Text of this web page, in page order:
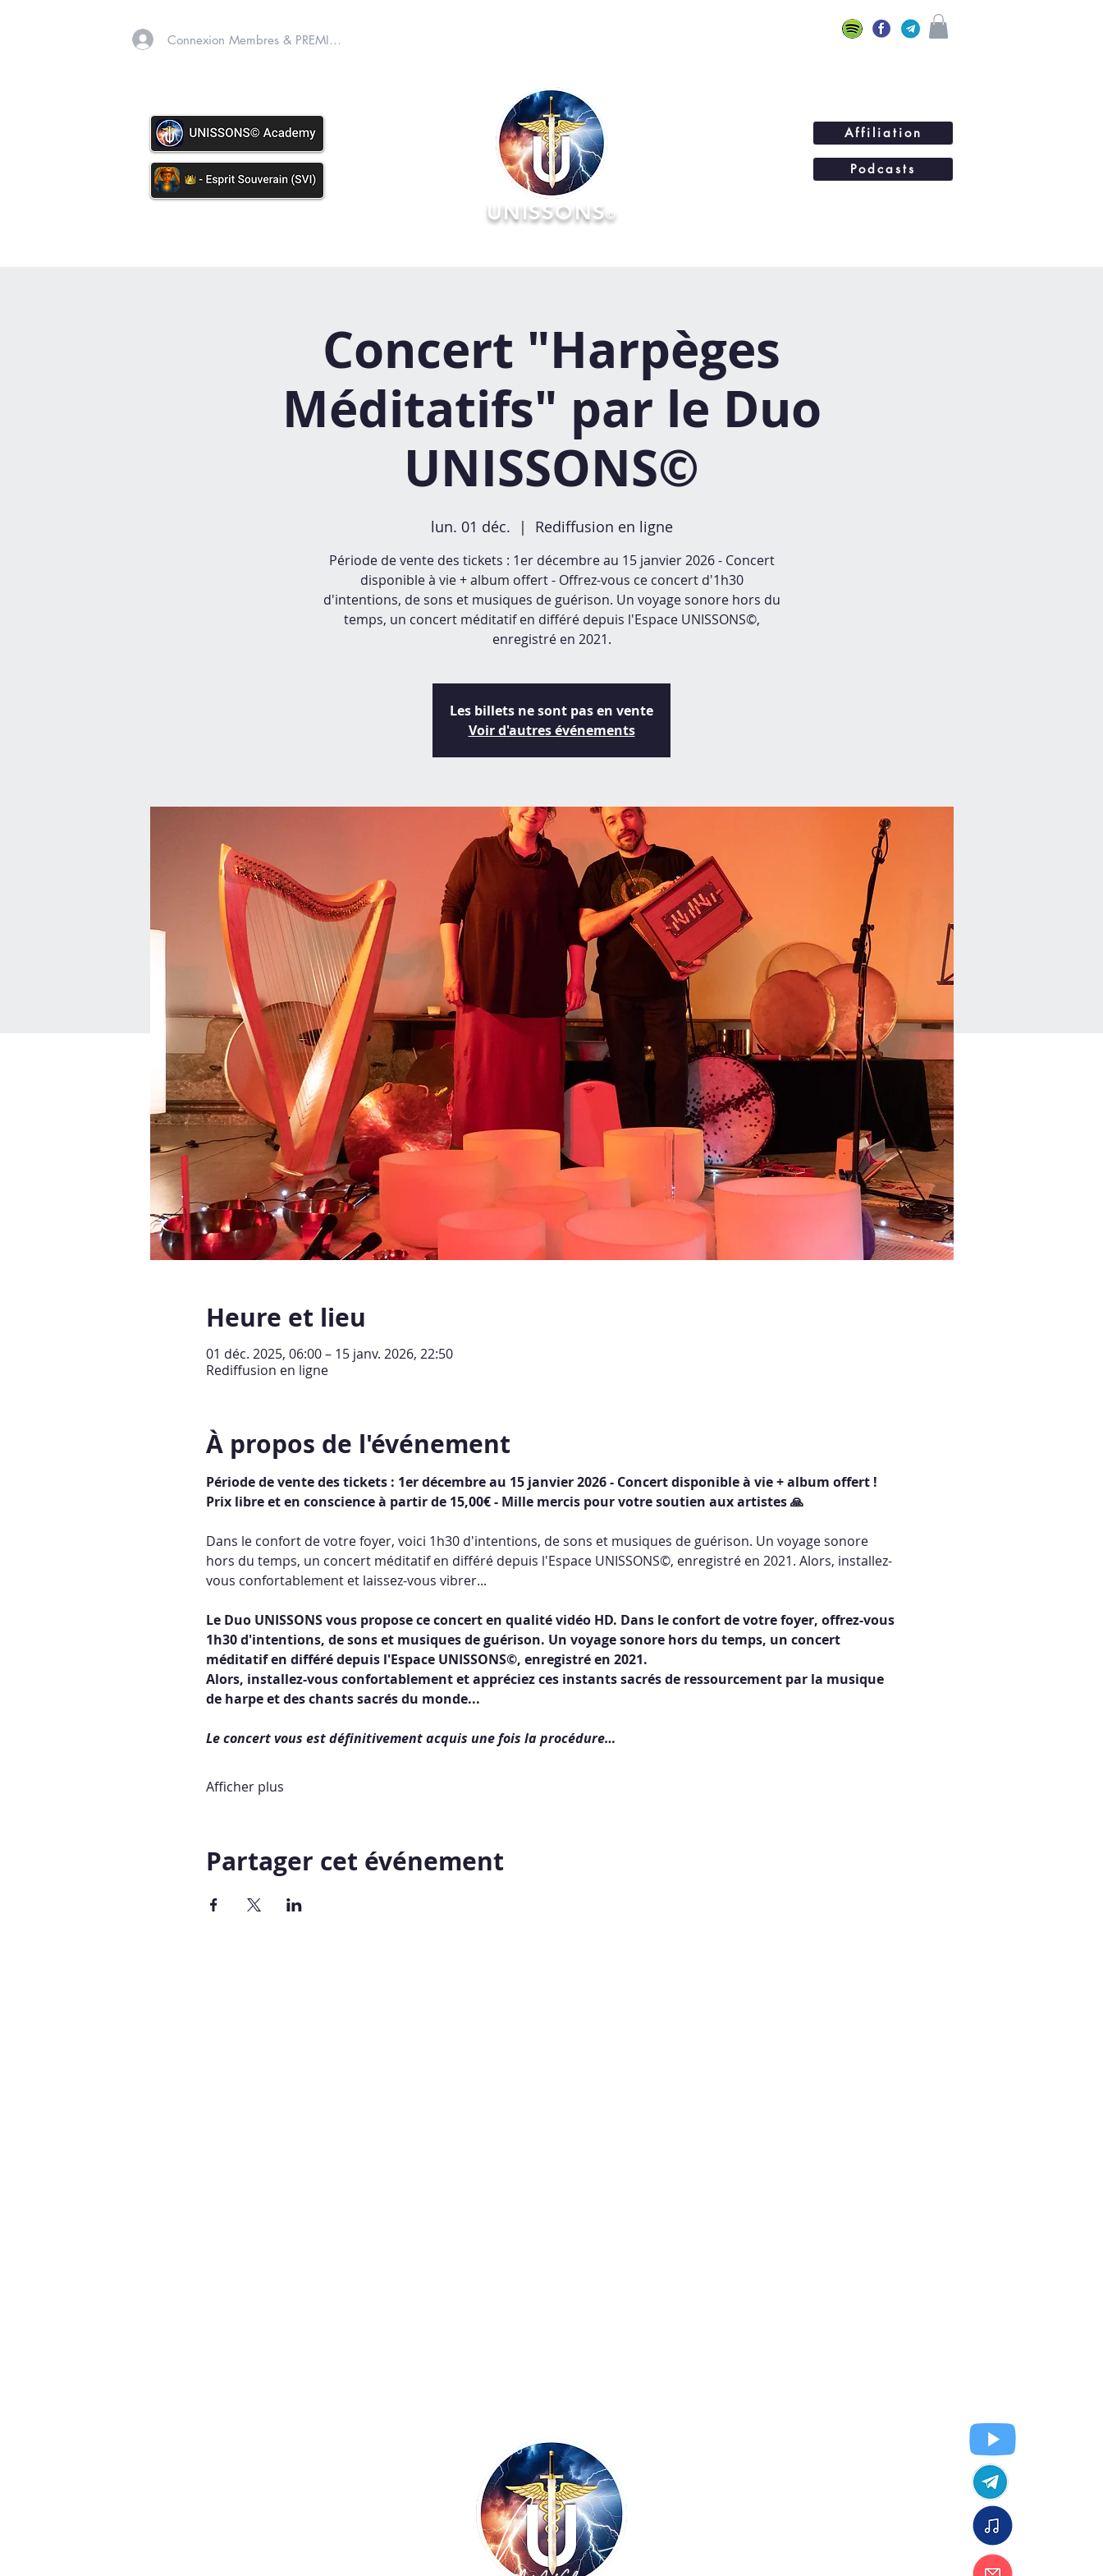
Connexion Membres & PREMIUM
Affiliation
Podcasts
UNISSONS©
Concert "Harpèges
Méditatifs" par le Duo
UNISSONS©
lun. 01 déc.
  |
Rediffusion en ligne
Période de vente des tickets : 1er décembre au 15 janvier 2026 - Concert
disponible à vie + album offert - Offrez-vous ce concert d'1h30
d'intentions, de sons et musiques de guérison. Un voyage sonore hors du
temps, un concert méditatif en différé depuis l'Espace UNISSONS©,
enregistré en 2021.
Les billets ne sont pas en vente
Voir d'autres événements
Heure et lieu
01 déc. 2025, 06:00 – 15 janv. 2026, 22:50
Rediffusion en ligne
À propos de l'événement
Période de vente des tickets : 1er décembre au 15 janvier 2026 - Concert disponible à vie + album offert !
Prix libre et en conscience à partir de 15,00€ - Mille mercis pour votre soutien aux artistes 🙏
Dans le confort de votre foyer, voici 1h30 d'intentions, de sons et musiques de guérison. Un voyage sonore
hors du temps, un concert méditatif en différé depuis l'Espace UNISSONS©, enregistré en 2021. Alors, installez-
vous confortablement et laissez-vous vibrer...
Le Duo UNISSONS vous propose ce concert en qualité vidéo HD. Dans le confort de votre foyer, offrez-vous
1h30 d'intentions, de sons et musiques de guérison. Un voyage sonore hors du temps, un concert
méditatif en différé depuis l'Espace UNISSONS©, enregistré en 2021.
Alors, installez-vous confortablement et appréciez ces instants sacrés de ressourcement par la musique
de harpe et des chants sacrés du monde...
Le concert vous est définitivement acquis une fois la procédure…
Afficher plus
Partager cet événement